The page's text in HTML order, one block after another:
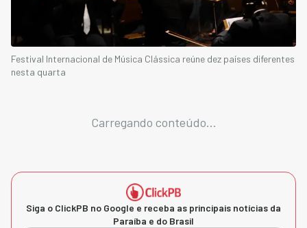
Festival Internacional de Música Clássica reúne dez países diferentes
nesta quarta
Carregando conteúdo...
Siga o ClickPB no Google e receba as principais notícias da
Paraíba e do Brasil